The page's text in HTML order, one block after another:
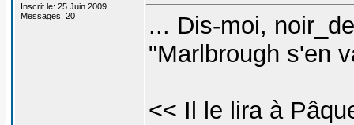
Inscrit le: 25 Juin 2009
Messages: 20
... Dis-moi,
"Marlbrough s'en
<< Il le lira à